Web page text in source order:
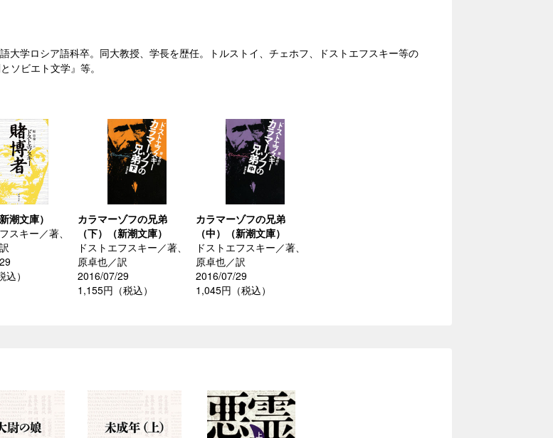
大学ロシア語科卒。同大教授、学長を歴任。トルストイ、チェホフ、ドストエフスキー等の
ソビエト文学』等。
潮文庫）
スキー／著、
）
カラマーゾフの兄弟
（下）（新潮文庫）
ドストエフスキー／著、
原卓也／訳
2016/07/29
1,155円（税込）
カラマーゾフの兄弟
（中）（新潮文庫）
ドストエフスキー／著、
原卓也／訳
2016/07/29
1,045円（税込）